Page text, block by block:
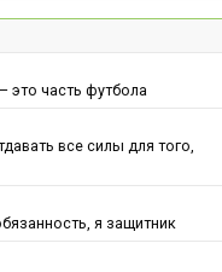
это часть футбола
все силы для того,
я защитник